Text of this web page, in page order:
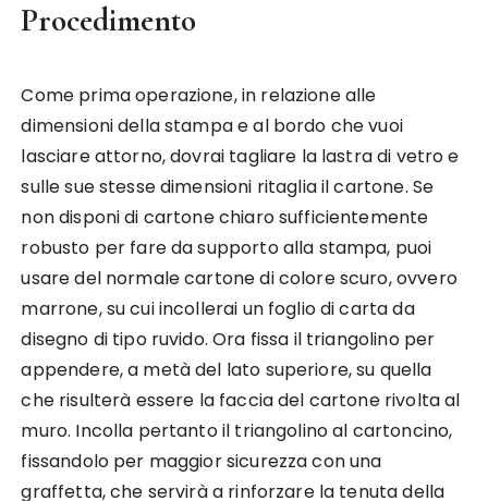
Procedimento
Come prima operazione, in relazione alle
dimensioni della stampa e al bordo che vuoi
lasciare attorno, dovrai tagliare la lastra di vetro e
sulle sue stesse dimensioni ritaglia il cartone. Se
non disponi di cartone chiaro sufficientemente
robusto per fare da supporto alla stampa, puoi
usare del normale cartone di colore scuro, ovvero
marrone, su cui incollerai un foglio di carta da
disegno di tipo ruvido. Ora fissa il triangolino per
appendere, a metà del lato superiore, su quella
che risulterà essere la faccia del cartone rivolta al
muro. Incolla pertanto il triangolino al cartoncino,
fissandolo per maggior sicurezza con una
graffetta, che servirà a rinforzare la tenuta della